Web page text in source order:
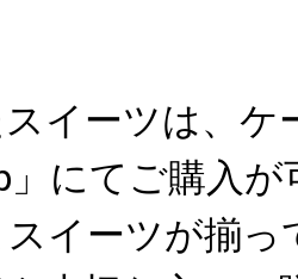
イーツは、ケ
」にてご購入
イーツが揃